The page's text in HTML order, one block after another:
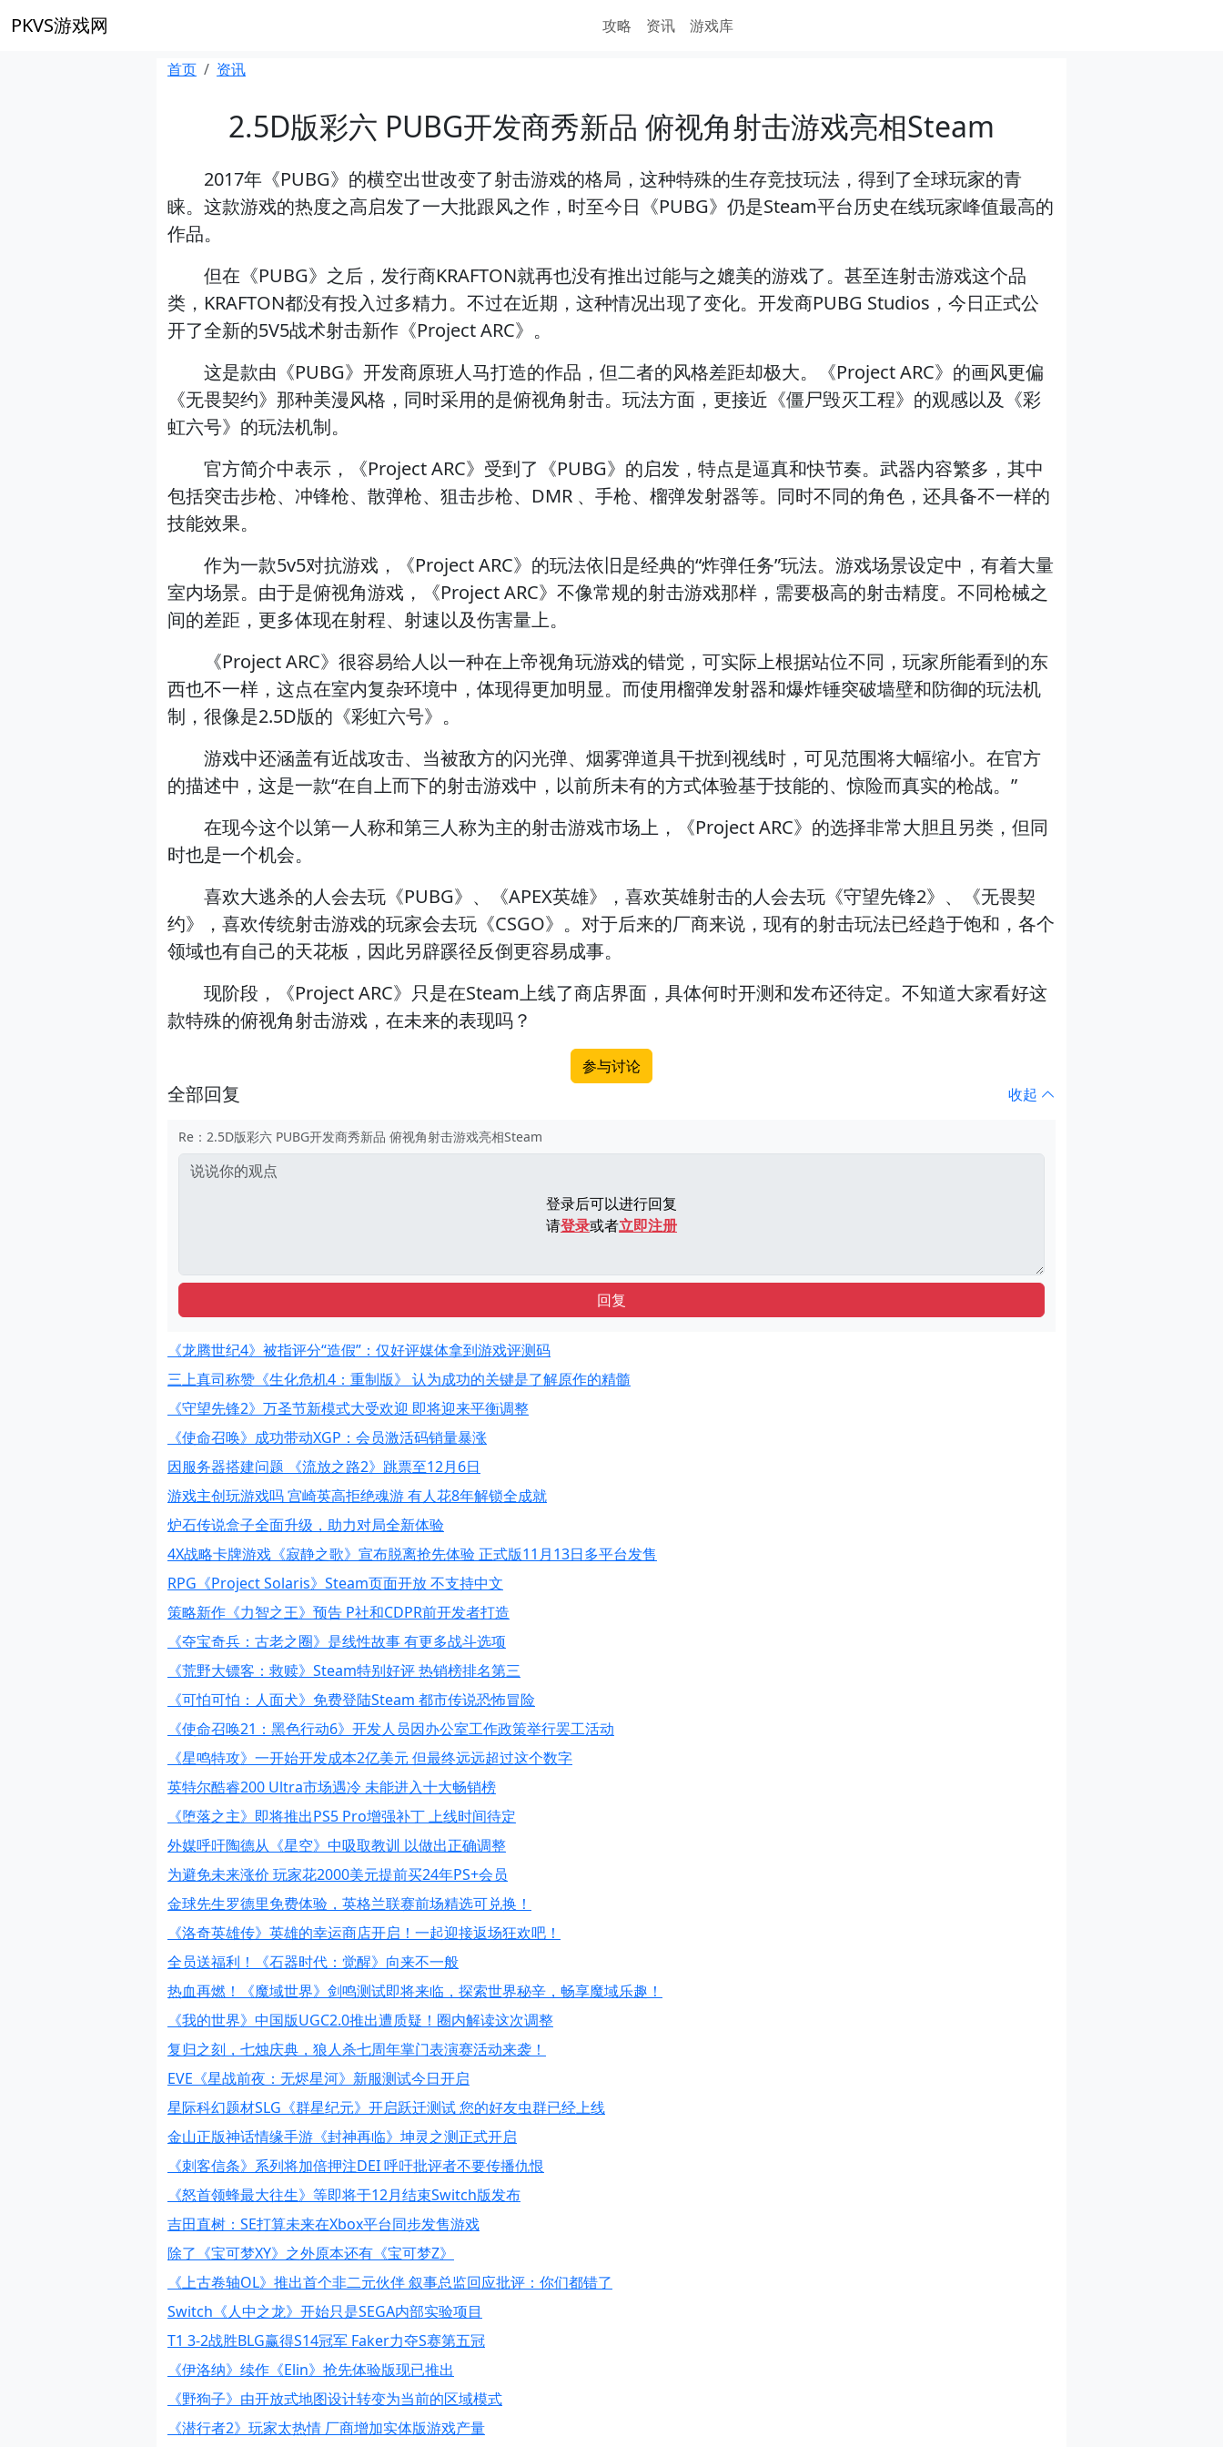
PKVS游戏网 攻略 资讯 游戏库
首页 资讯
2.5D版彩六 PUBG开发商秀新品 俯视角射击游戏亮相Steam
2017年《PUBG》的横空出世改变了射击游戏的格局，这种特殊的生存竞技玩法，得到了全球玩家的青
睐。这款游戏的热度之高启发了一大批跟风之作，时至今日《PUBG》仍是Steam平台历史在线玩家峰值最高的
作品。
但在《PUBG》之后，发行商KRAFTON就再也没有推出过能与之媲美的游戏了。甚至连射击游戏这个品
类，KRAFTON都没有投入过多精力。不过在近期，这种情况出现了变化。开发商PUBG Studios，今日正式公
开了全新的5V5战术射击新作《Project ARC》。
这是款由《PUBG》开发商原班人马打造的作品，但二者的风格差距却极大。《Project ARC》的画风更偏
《无畏契约》那种美漫风格，同时采用的是俯视角射击。玩法方面，更接近《僵尸毁灭工程》的观感以及《彩
虹六号》的玩法机制。
官方简介中表示，《Project ARC》受到了《PUBG》的启发，特点是逼真和快节奏。武器内容繁多，其中
包括突击步枪、冲锋枪、散弹枪、狙击步枪、DMR 、手枪、榴弹发射器等。同时不同的角色，还具备不一样的
技能效果。
作为一款5v5对抗游戏，《Project ARC》的玩法依旧是经典的“炸弹任务”玩法。游戏场景设定中，有着大量
室内场景。由于是俯视角游戏，《Project ARC》不像常规的射击游戏那样，需要极高的射击精度。不同枪械之
间的差距，更多体现在射程、射速以及伤害量上。
《Project ARC》很容易给人以一种在上帝视角玩游戏的错觉，可实际上根据站位不同，玩家所能看到的东
西也不一样，这点在室内复杂环境中，体现得更加明显。而使用榴弹发射器和爆炸锤突破墙壁和防御的玩法机
制，很像是2.5D版的《彩虹六号》。
游戏中还涵盖有近战攻击、当被敌方的闪光弹、烟雾弹道具干扰到视线时，可见范围将大幅缩小。在官方
的描述中，这是一款“在自上而下的射击游戏中，以前所未有的方式体验基于技能的、惊险而真实的枪战。”
在现今这个以第一人称和第三人称为主的射击游戏市场上，《Project ARC》的选择非常大胆且另类，但同
时也是一个机会。
喜欢大逃杀的人会去玩《PUBG》、《APEX英雄》，喜欢英雄射击的人会去玩《守望先锋2》、《无畏契
约》，喜欢传统射击游戏的玩家会去玩《CSGO》。对于后来的厂商来说，现有的射击玩法已经趋于饱和，各个
领域也有自己的天花板，因此另辟蹊径反倒更容易成事。
现阶段，《Project ARC》只是在Steam上线了商店界面，具体何时开测和发布还待定。不知道大家看好这
款特殊的俯视角射击游戏，在未来的表现吗？
参与讨论
全部回复 收起
Re：2.5D版彩六 PUBG开发商秀新品 俯视角射击游戏亮相Steam
登录后可以进行回复
请登录或者立即注册
回复
《龙腾世纪4》被指评分“造假”：仅好评媒体拿到游戏评测码
三上真司称赞《生化危机4：重制版》 认为成功的关键是了解原作的精髓
《守望先锋2》万圣节新模式大受欢迎 即将迎来平衡调整
《使命召唤》成功带动XGP：会员激活码销量暴涨
因服务器搭建问题 《流放之路2》跳票至12月6日
游戏主创玩游戏吗 宫崎英高拒绝魂游 有人花8年解锁全成就
炉石传说盒子全面升级，助力对局全新体验
4X战略卡牌游戏《寂静之歌》宣布脱离抢先体验 正式版11月13日多平台发售
RPG《Project Solaris》Steam页面开放 不支持中文
策略新作《力智之王》预告 P社和CDPR前开发者打造
《夺宝奇兵：古老之圈》是线性故事 有更多战斗选项
《荒野大镖客：救赎》Steam特别好评 热销榜排名第三
《可怕可怕：人面犬》免费登陆Steam 都市传说恐怖冒险
《使命召唤21：黑色行动6》开发人员因办公室工作政策举行罢工活动
《星鸣特攻》一开始开发成本2亿美元 但最终远远超过这个数字
英特尔酷睿200 Ultra市场遇冷 未能进入十大畅销榜
《堕落之主》即将推出PS5 Pro增强补丁 上线时间待定
外媒呼吁陶德从《星空》中吸取教训 以做出正确调整
为避免未来涨价 玩家花2000美元提前买24年PS+会员
金球先生罗德里免费体验，英格兰联赛前场精选可兑换！
《洛奇英雄传》英雄的幸运商店开启！一起迎接返场狂欢吧！
全员送福利！《石器时代：觉醒》向来不一般
热血再燃！《魔域世界》剑鸣测试即将来临，探索世界秘辛，畅享魔域乐趣！
《我的世界》中国版UGC2.0推出遭质疑！圈内解读这次调整
复归之刻，七烛庆典，狼人杀七周年掌门表演赛活动来袭！
EVE《星战前夜：无烬星河》新服测试今日开启
星际科幻题材SLG《群星纪元》开启跃迁测试 您的好友虫群已经上线
金山正版神话情缘手游《封神再临》坤灵之测正式开启
《刺客信条》系列将加倍押注DEI 呼吁批评者不要传播仇恨
《怒首领蜂最大往生》等即将于12月结束Switch版发布
吉田直树：SE打算未来在Xbox平台同步发售游戏
除了《宝可梦XY》之外原本还有《宝可梦Z》
《上古卷轴OL》推出首个非二元伙伴 叙事总监回应批评：你们都错了
Switch《人中之龙》开始只是SEGA内部实验项目
T1 3-2战胜BLG赢得S14冠军 Faker力夺S赛第五冠
《伊洛纳》续作《Elin》抢先体验版现已推出
《野狗子》由开放式地图设计转变为当前的区域模式
《潜行者2》玩家太热情 厂商增加实体版游戏产量